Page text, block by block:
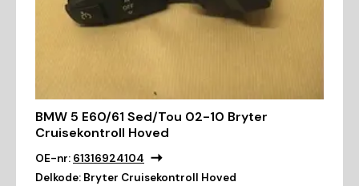
BMW 5 E60/61 Sed/Tou 02-10 Bryter
Cruisekontroll Hoved
OE-nr: 61316924104
Delkode: Bryter Cruisekontroll Hoved